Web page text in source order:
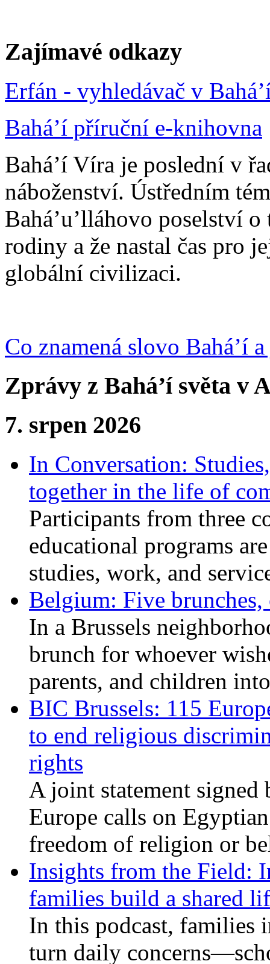
Zajímavé odkazy
Erfán - vyhledávač v
Bahá’í příruční e-knihovna
Bahá’í Víra je poslední v
náboženství. Ústředním
Bahá’u’lláhovo poselství
rodiny a že nastal čas pro
globální civilizaci.
Co znamená slovo Bahá’í
Zprávy z Bahá’í světa v
7. srpen 2026
In Conversation:
together in the life of
Participants from three
educational programs
studies, work, and
Belgium: Five
In a Brussels
brunch for whoever
parents, and children
BIC Brussels: 115
to end religious
rights
A joint statement signed
Europe calls on
freedom of religion or
Insights from the Field:
families build a shared
In this podcast, families
turn daily